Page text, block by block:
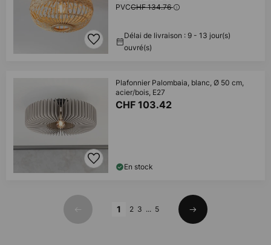
PVCCHF 134.76
Délai de livraison : 9 - 13 jour(s)
ouvré(s)
Plafonnier Palombaia, blanc, Ø 50 cm,
acier/bois, E27
CHF 103.42
En stock
Précédent
1 2 3 ... 5
Suivant